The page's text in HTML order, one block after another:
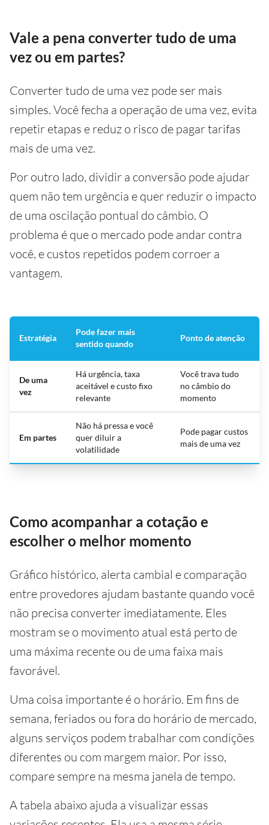
Vale a pena converter tudo de uma
vez ou em partes?
Converter tudo de uma vez pode ser mais
simples. Você fecha a operação de uma vez, evita
repetir etapas e reduz o risco de pagar tarifas
mais de uma vez.
Por outro lado, dividir a conversão pode ajudar
quem não tem urgência e quer reduzir o impacto
de uma oscilação pontual do câmbio. O
problema é que o mercado pode andar contra
você, e custos repetidos podem corroer a
vantagem.
Estratégia
Pode fazer mais
sentido quando
Ponto de atenção
De uma
vez
Há urgência, taxa
aceitável e custo fixo
relevante
Você trava tudo
no câmbio do
momento
Em partes
Não há pressa e você
quer diluir a
volatilidade
Pode pagar custos
mais de uma vez
Como acompanhar a cotação e
escolher o melhor momento
Gráfico histórico, alerta cambial e comparação
entre provedores ajudam bastante quando você
não precisa converter imediatamente. Eles
mostram se o movimento atual está perto de
uma máxima recente ou de uma faixa mais
favorável.
Uma coisa importante é o horário. Em fins de
semana, feriados ou fora do horário de mercado,
alguns serviços podem trabalhar com condições
diferentes ou com margem maior. Por isso,
compare sempre na mesma janela de tempo.
A tabela abaixo ajuda a visualizar essas